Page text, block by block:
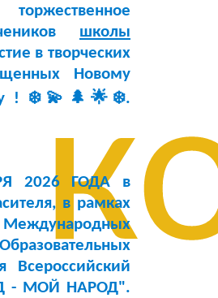
школы
в творческих
Новому
! ❄️💫🌲🌟❄️.
2026 ГОДА в
в рамках
Всероссийский
- МОЙ НАРОД".